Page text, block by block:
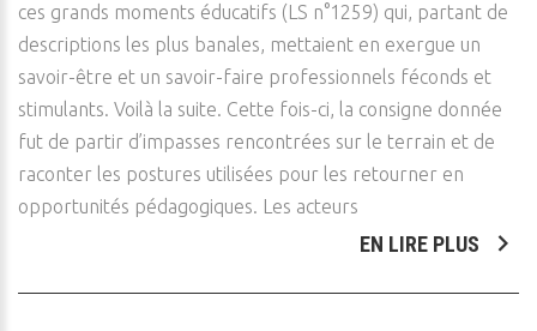
ces grands moments éducatifs (LS n°1259) qui, partant de
descriptions les plus banales, mettaient en exergue un
savoir-être et un savoir-faire professionnels féconds et
stimulants. Voilà la suite. Cette fois-ci, la consigne donnée
fut de partir d’impasses rencontrées sur le terrain et de
raconter les postures utilisées pour les retourner en
opportunités pédagogiques. Les acteurs
EN LIRE PLUS